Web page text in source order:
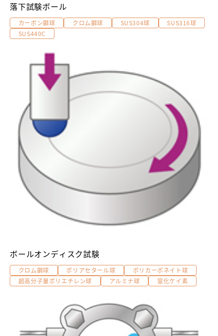
落下試験ボール
カーボン鋼球 クロム鋼球 SUS304球
SUS316球
SUS440C
ボールオンディスク試験
クロム鋼球 ポリアセタール球
ポリカーボネイト球
超高分子量ポリエチレン球
アルミナ球 窒化ケイ素